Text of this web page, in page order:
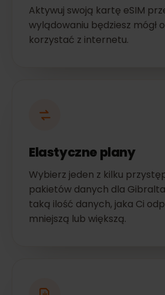
Aktywuj swoją kartę eSIM
wylądowaniu będziesz mógł
korzystać z internetu.
Elastyczne plany
Wybierz jeden z kilku
pakietów danych dla
taką ilość danych, jaka Ci
mniejszą lub większą.